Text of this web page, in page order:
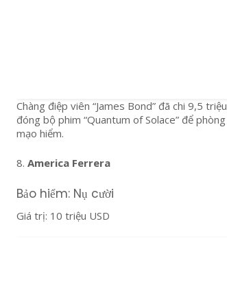
Chàng điệp viên “James Bond” đã chi 9,5
đóng bộ phim “Quantum of Solace” để
mạo hiểm.
8.America Ferrera
Bảo hiểm: Nụ cười
Giá trị: 10 triệu USD